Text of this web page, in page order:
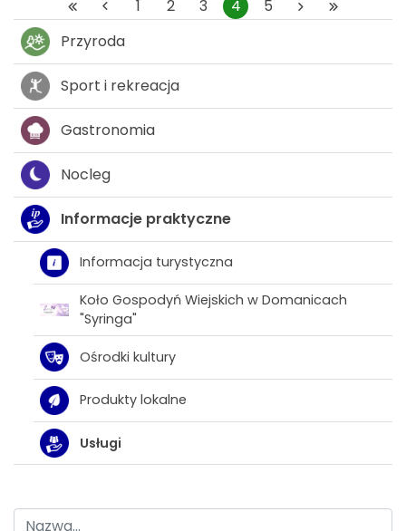
1 2 3 4
5
Przyroda
Sport i rekreacja
Gastronomia
Nocleg
Informacje praktyczne
Informacja turystyczna
Koło Gospodyń Wiejskich w Domanicach
"Syringa"
Ośrodki kultury
Produkty lokalne
Usługi